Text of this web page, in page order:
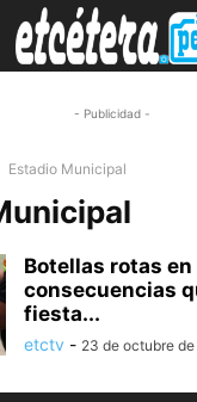
- Publicidad -
Estadio Municipal
Botellas rotas
consecuencias
fiesta...
etctv - 23 de octubre